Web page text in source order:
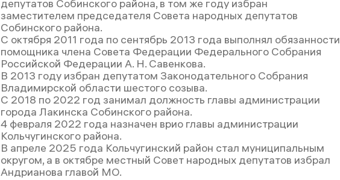
депутатов Собинского района, в том же году избран
заместителем председателя Совета народных депутатов
Собинского района.
С октября 2011 года по сентябрь 2013 года выполнял обязанности
помощника члена Совета Федерации Федерального Собрания
Российской Федерации А. Н. Савенкова.
В 2013 году избран депутатом Законодательного Собрания
Владимирской области шестого созыва.
С 2018 по 2022 год занимал должность главы администрации
города Лакинска Собинского района.
4 февраля 2022 года назначен врио главы администрации
Кольчугинского района.
В апреле 2025 года Кольчугинский район стал муниципальным
округом, а в октябре местный Совет народных депутатов избрал
Андрианова главой МО.